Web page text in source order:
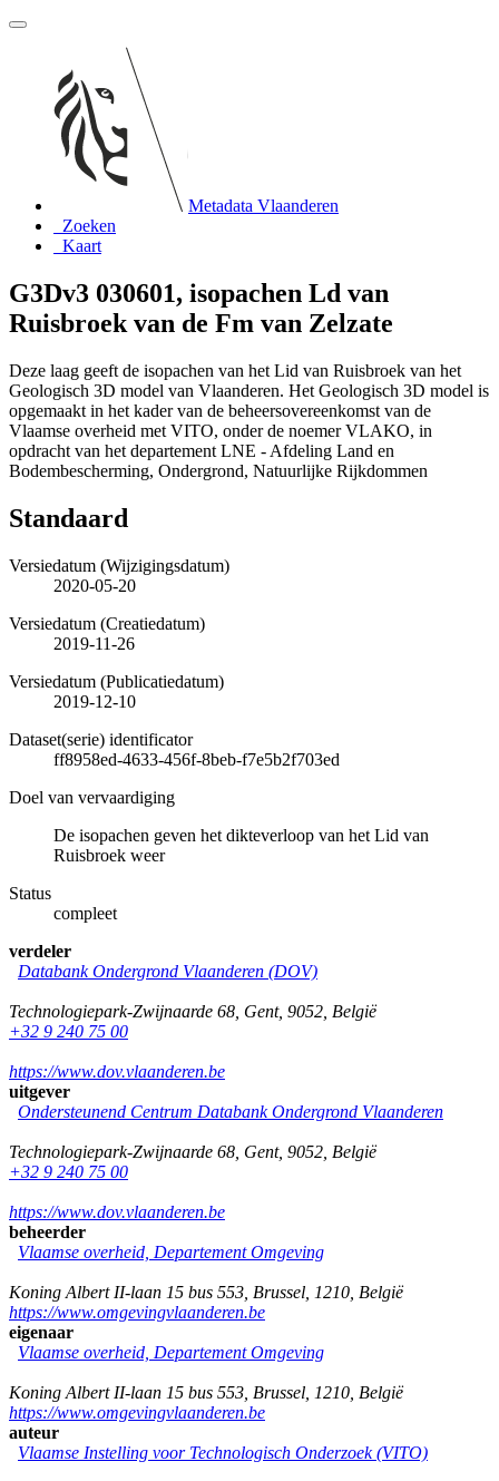
Metadata Vlaanderen
Zoeken
Kaart
G3Dv3 030601, isopachen Ld van
Ruisbroek van de Fm van Zelzate
Deze laag geeft de isopachen van het Lid van Ruisbroek van het
Geologisch 3D model van Vlaanderen. Het Geologisch 3D model is
opgemaakt in het kader van de beheersovereenkomst van de
Vlaamse overheid met VITO, onder de noemer VLAKO, in
opdracht van het departement LNE - Afdeling Land en
Bodembescherming, Ondergrond, Natuurlijke Rijkdommen
Standaard
Versiedatum (Wijzigingsdatum)
2020-05-20
Versiedatum (Creatiedatum)
2019-11-26
Versiedatum (Publicatiedatum)
2019-12-10
Dataset(serie) identificator
ff8958ed-4633-456f-8beb-f7e5b2f703ed
Doel van vervaardiging
De isopachen geven het dikteverloop van het Lid van
Ruisbroek weer
Status
compleet
verdeler
Databank Ondergrond Vlaanderen (DOV)
Technologiepark-Zwijnaarde 68 Gent, 9052 België
+32 9 240 75 00
https://www.dov.vlaanderen.be
uitgever
Ondersteunend Centrum Databank Ondergrond Vlaanderen
Technologiepark-Zwijnaarde 68 Gent, 9052 België
+32 9 240 75 00
https://www.dov.vlaanderen.be
beheerder
Vlaamse overheid, Departement Omgeving
Koning Albert II-laan 15 bus 553 Brussel 1210 België
https://www.omgevingvlaanderen.be
eigenaar
Vlaamse overheid, Departement Omgeving
Koning Albert II-laan 15 bus 553 Brussel 1210 België
https://www.omgevingvlaanderen.be
auteur
Vlaamse Instelling voor Technologisch Onderzoek (VITO)